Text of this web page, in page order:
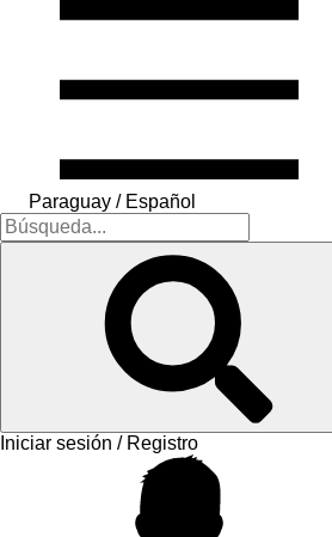
Paraguay / Español
Iniciar sesión / Registro